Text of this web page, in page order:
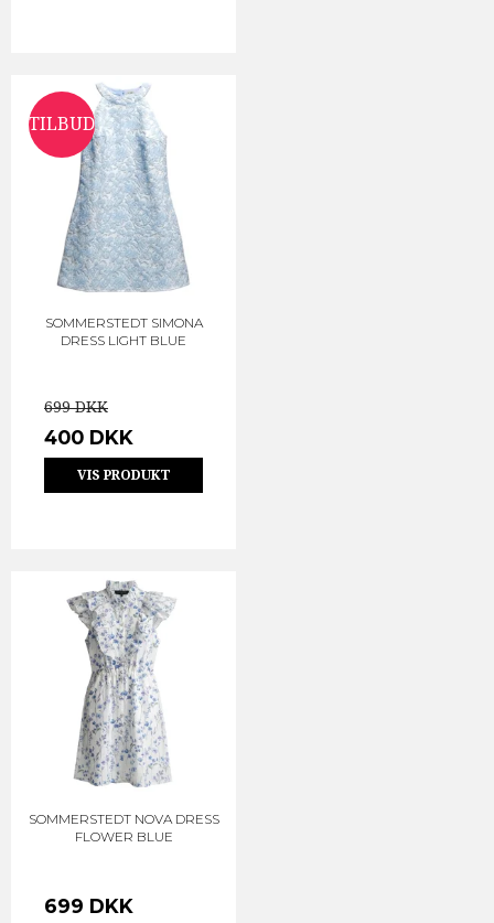
TILBUD
SOMMERSTEDT SIMONA
DRESS LIGHT BLUE
699 DKK
400 DKK
VIS PRODUKT
SOMMERSTEDT NOVA DRESS
FLOWER BLUE
699 DKK